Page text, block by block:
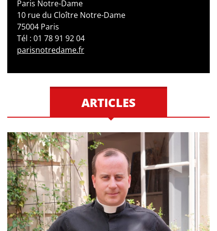
Paris Notre-Dame
10 rue du Cloître Notre-Dame
75004 Paris
Tél : 01 78 91 92 04
parisnotredame.fr
ARTICLES